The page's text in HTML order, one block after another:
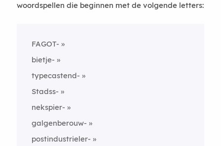
woordspellen die beginnen met de volgende letters:
FAGOT-
bietje-
typecastend-
Stadss-
nekspier-
galgenberouw-
postindustrieler-